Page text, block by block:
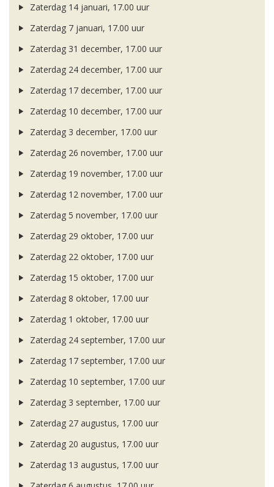
Zaterdag 14 januari, 17.00 uur
Zaterdag 7 januari, 17.00 uur
Zaterdag 31 december, 17.00 uur
Zaterdag 24 december, 17.00 uur
Zaterdag 17 december, 17.00 uur
Zaterdag 10 december, 17.00 uur
Zaterdag 3 december, 17.00 uur
Zaterdag 26 november, 17.00 uur
Zaterdag 19 november, 17.00 uur
Zaterdag 12 november, 17.00 uur
Zaterdag 5 november, 17.00 uur
Zaterdag 29 oktober, 17.00 uur
Zaterdag 22 oktober, 17.00 uur
Zaterdag 15 oktober, 17.00 uur
Zaterdag 8 oktober, 17.00 uur
Zaterdag 1 oktober, 17.00 uur
Zaterdag 24 september, 17.00 uur
Zaterdag 17 september, 17.00 uur
Zaterdag 10 september, 17.00 uur
Zaterdag 3 september, 17.00 uur
Zaterdag 27 augustus, 17.00 uur
Zaterdag 20 augustus, 17.00 uur
Zaterdag 13 augustus, 17.00 uur